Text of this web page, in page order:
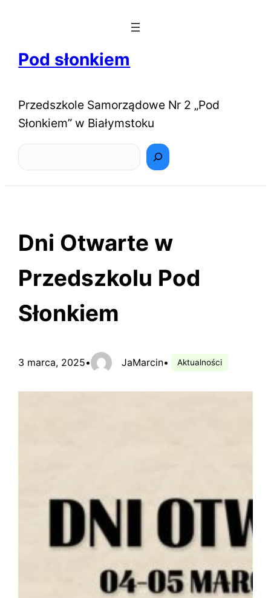
Pod słonkiem
Przedszkole Samorządowe Nr 2 „Pod
Słonkiem” w Białymstoku
Dni Otwarte w
Przedszkolu Pod
Słonkiem
3 marca, 2025• JaMarcin• Aktualności